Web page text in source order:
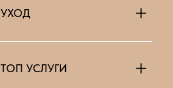
УХОД +
ТОП УСЛУГИ +